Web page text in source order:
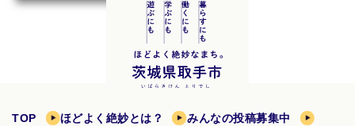
TOP ほどよく絶妙とは？
みんなの投稿募集中